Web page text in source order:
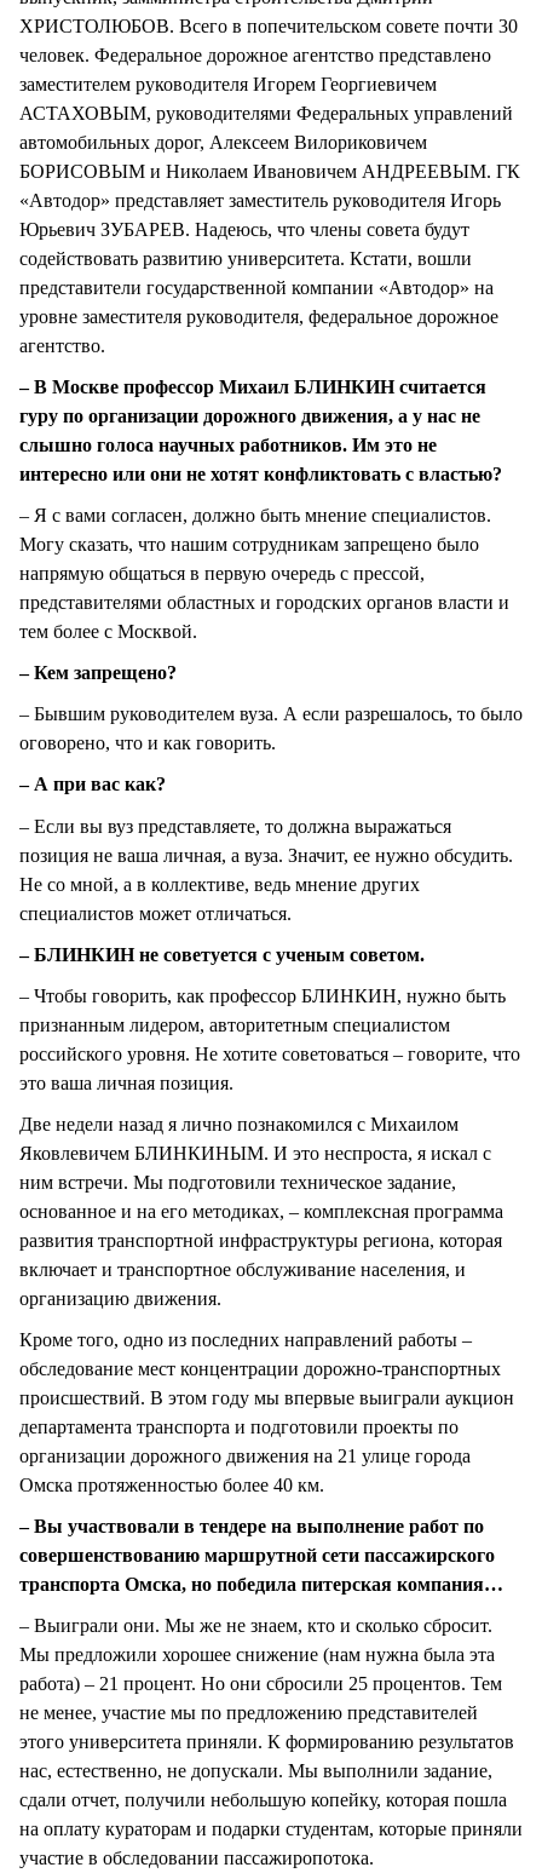
ХРИСТОЛЮБОВ. Всего в попечительском совете почти 30
человек. Федеральное дорожное агентство представлено
заместителем руководителя Игорем Георгиевичем
АСТАХОВЫМ, руководителями Федеральных управлений
автомобильных дорог, Алексеем Вилориковичем
БОРИСОВЫМ и Николаем Ивановичем АНДРЕЕВЫМ. ГК
«Автодор» представляет заместитель руководителя Игорь
Юрьевич ЗУБАРЕВ. Надеюсь, что члены совета будут
содействовать развитию университета. Кстати, вошли
представители государственной компании «Автодор» на
уровне заместителя руководителя, федеральное дорожное
агентство.
– В Москве профессор Михаил БЛИНКИН считается
гуру по организации дорожного движения, а у нас не
слышно голоса научных работников. Им это не
интересно или они не хотят конфликтовать с властью?
– Я с вами согласен, должно быть мнение специалистов.
Могу сказать, что нашим сотрудникам запрещено было
напрямую общаться в первую очередь с прессой,
представителями областных и городских органов власти и
тем более с Москвой.
– Кем запрещено?
– Бывшим руководителем вуза. А если разрешалось, то было
оговорено, что и как говорить.
– А при вас как?
– Если вы вуз представляете, то должна выражаться
позиция не ваша личная, а вуза. Значит, ее нужно обсудить.
Не со мной, а в коллективе, ведь мнение других
специалистов может отличаться.
– БЛИНКИН не советуется с ученым советом.
– Чтобы говорить, как профессор БЛИНКИН, нужно быть
признанным лидером, авторитетным специалистом
российского уровня. Не хотите советоваться – говорите, что
это ваша личная позиция.
Две недели назад я лично познакомился с Михаилом
Яковлевичем БЛИНКИНЫМ. И это неспроста, я искал с
ним встречи. Мы подготовили техническое задание,
основанное и на его методиках, – комплексная программа
развития транспортной инфраструктуры региона, которая
включает и транспортное обслуживание населения, и
организацию движения.
Кроме того, одно из последних направлений работы –
обследование мест концентрации дорожно-транспортных
происшествий. В этом году мы впервые выиграли аукцион
департамента транспорта и подготовили проекты по
организации дорожного движения на 21 улице города
Омска протяженностью более 40 км.
– Вы участвовали в тендере на выполнение работ по
совершенствованию маршрутной сети пассажирского
транспорта Омска, но победила питерская компания…
– Выиграли они. Мы же не знаем, кто и сколько сбросит.
Мы предложили хорошее снижение (нам нужна была эта
работа) – 21 процент. Но они сбросили 25 процентов. Тем
не менее, участие мы по предложению представителей
этого университета приняли. К формированию результатов
нас, естественно, не допускали. Мы выполнили задание,
сдали отчет, получили небольшую копейку, которая пошла
на оплату кураторам и подарки студентам, которые приняли
участие в обследовании пассажиропотока.